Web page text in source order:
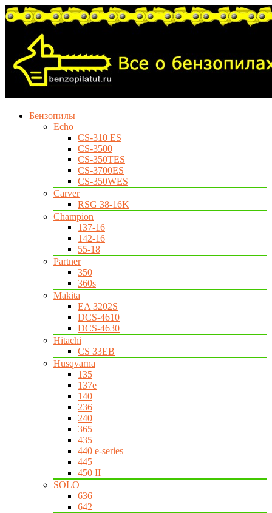
Бензопилы
Echo
CS-310 ES
CS-3500
CS-350TES
CS-3700ES
CS-350WES
Carver
RSG 38-16K
Champion
137-16
142-16
55-18
Partner
350
360s
Makita
EA 3202S
DCS-4610
DCS-4630
Hitachi
CS 33EB
Husqvarna
135
137e
140
236
240
365
435
440 e-series
445
450 II
SOLO
636
642